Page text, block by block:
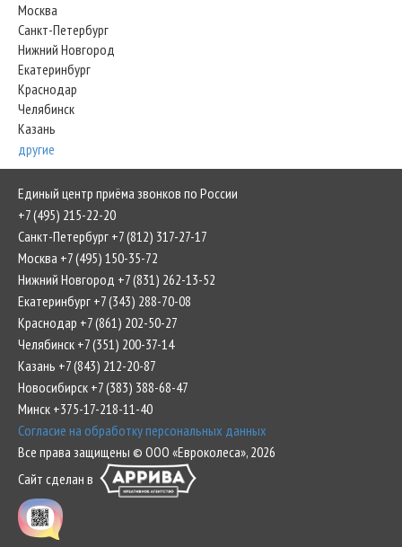
Москва
Санкт-Петербург
Нижний Новгород
Екатеринбург
Краснодар
Челябинск
Казань
другие
Единый центр приёма звонков по России
+7 (495) 215-22-20
Санкт-Петербург +7 (812) 317-27-17
Москва +7 (495) 150-35-72
Нижний Новгород +7 (831) 262-13-52
Екатеринбург +7 (343) 288-70-08
Краснодар +7 (861) 202-50-27
Челябинск +7 (351) 200-37-14
Казань +7 (843) 212-20-87
Новосибирск +7 (383) 388-68-47
Минск +375-17-218-11-40
Согласие на обработку персональных данных
Все права защищены © ООО «Евроколеса», 2026
Сайт сделан в